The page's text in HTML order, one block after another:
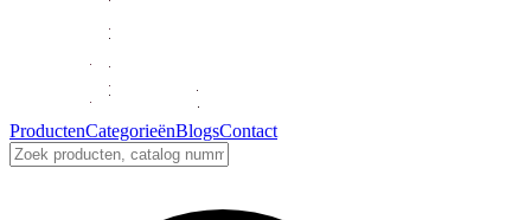
ProductenCategorieënBlogsContact